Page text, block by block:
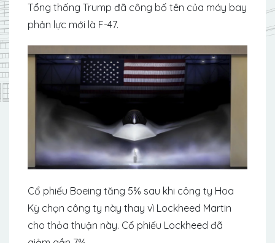
Tổng thống Trump đã công bố tên của máy bay
phản lực mới là F-47.
Cổ phiếu Boeing tăng 5% sau khi công ty Hoa
Kỳ chọn công ty này thay vì Lockheed Martin
cho thỏa thuận này. Cổ phiếu Lockheed đã